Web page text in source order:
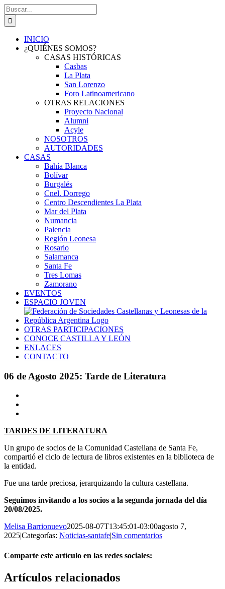
Saltar
al
contenido
Buscar:
INICIO
¿QUIÉNES SOMOS?
CASAS HISTÓRICAS
Casbas
La Plata
San Lorenzo
Foro Latinoamericano
OTRAS RELACIONES
Proyecto Nacional
Alumni
Acyle
NOSOTROS
AUTORIDADES
CASAS
Bahía Blanca
Bolívar
Burgalés
Cnel. Dorrego
Centro Descendientes La Plata
Mar del Plata
Numancia
Palencia
Región Leonesa
Rosario
Salamanca
Santa Fe
Tres Lomas
Zamorano
EVENTOS
ESPACIO JOVEN
OTRAS PARTICIPACIONES
CONOCE CASTILLA Y LEÓN
ENLACES
CONTACTO
06 de Agosto 2025: Tarde de Literatura
TARDES DE LITERATURA
Un grupo de socios de la Comunidad Castellana de Santa Fe,
compartió el ciclo de lectura de libros existentes en la biblioteca de
la entidad.
Fue una tarde preciosa, jerarquizando la cultura castellana.
Seguimos invitando a los socios a la segunda jornada del día
20/08/2025.
Melisa Barrionuevo2025-08-07T13:45:01-03:00agosto 7,
2025|Categorías: Noticias-santafe|Sin comentarios
Comparte este artículo en las redes sociales:
Facebook
X
Reddit
LinkedIn
Pinterest
Vk
Artículos relacionados